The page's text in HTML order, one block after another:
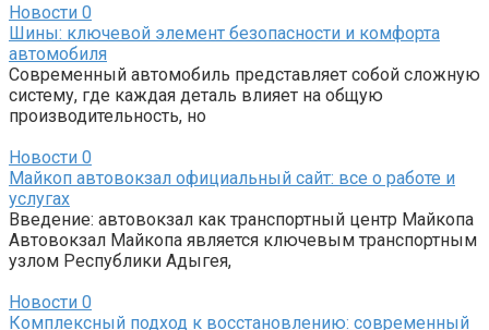
Новости 0
Шины: ключевой элемент безопасности и комфорта
автомобиля
Современный автомобиль представляет собой сложную
систему, где каждая деталь влияет на общую
производительность, но
Новости 0
Майкоп автовокзал официальный сайт: все о работе и
услугах
Введение: автовокзал как транспортный центр Майкопа
Автовокзал Майкопа является ключевым транспортным
узлом Республики Адыгея,
Новости 0
Комплексный подход к восстановлению: современный